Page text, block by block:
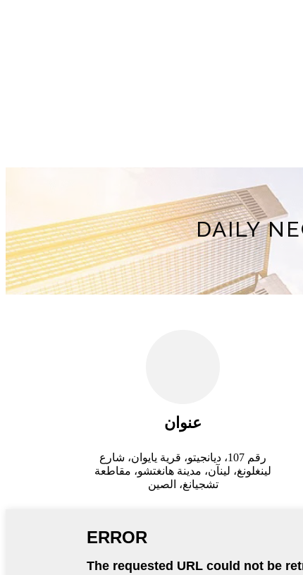
عنوان
رقم 107، ديانجيتو، قرية يايوان، شارع
لينغلونغ، لينآن، مدينة هانغتشو، مقاطعة
تشجيانغ، الصين